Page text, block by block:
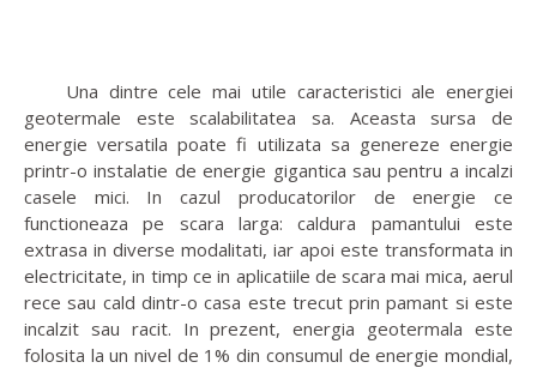
Una dintre cele mai utile caracteristici ale energiei
geotermale este scalabilitatea sa. Aceasta sursa de
energie versatila poate fi utilizata sa genereze energie
printr-o instalatie de energie gigantica sau pentru a incalzi
casele mici. In cazul producatorilor de energie ce
functioneaza pe scara larga: caldura pamantului este
extrasa in diverse modalitati, iar apoi este transformata in
electricitate, in timp ce in aplicatiile de scara mai mica, aerul
rece sau cald dintr-o casa este trecut prin pamant si este
incalzit sau racit. In prezent, energia geotermala este
folosita la un nivel de 1% din consumul de energie mondial,